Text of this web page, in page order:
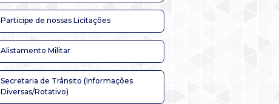
Participe de nossas Licitações
Alistamento Militar
Secretaria de Trânsito (Informações
Diversas/Rotativo)